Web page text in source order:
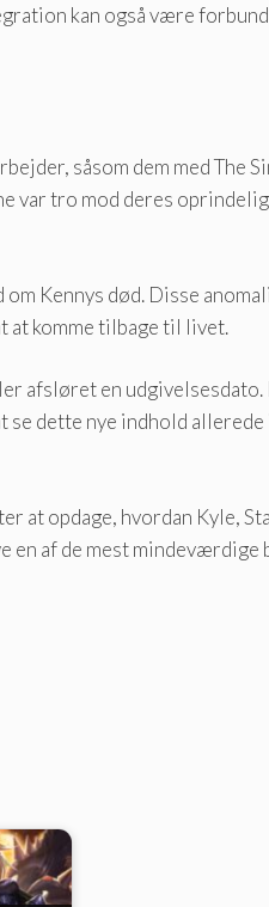
kan også være
såsom dem med The
tro mod deres
Kennys død. Disse
at komme tilbage til livet.
afsløret en
dette nye indhold
opdage, hvordan Kyle,
af ​​de mest mindeværdige